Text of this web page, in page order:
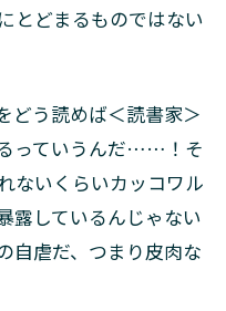
とどまるものではない
どう読めば＜読書家＞
っていうんだ……！そ
ないくらいカッコワル
露しているんじゃない
自虐だ、つまり皮肉な